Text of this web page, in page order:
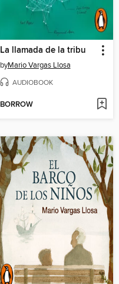
La llamada de la tribu
byMario Vargas Llosa
AUDIOBOOK
BORROW